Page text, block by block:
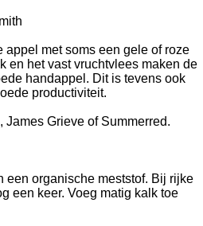
appel met soms een gele of roze
en het vast vruchtvlees maken de
handappel. Dit is tevens ook
productiviteit.
James Grieve of Summerred.
een organische meststof. Bij rijke
een keer. Voeg matig kalk toe